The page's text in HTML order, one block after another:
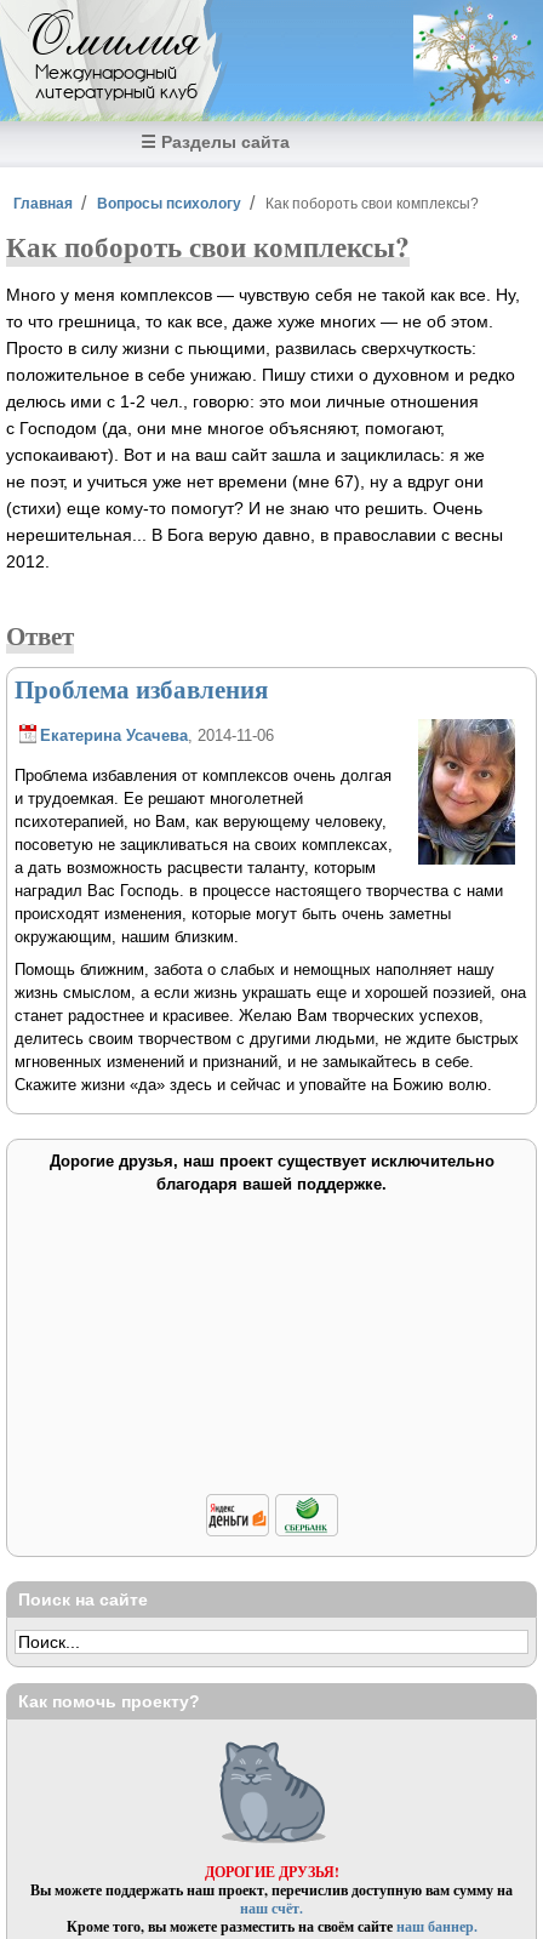
Перейти к основному содержанию
Омилия
Международный
литературный клуб
☰ Разделы сайта
Вы здесь
Главная Вопросы психологу Как побороть свои комплексы?
Как побороть свои комплексы?
Много у меня комплексов — чувствую себя не такой как все. Ну,
то что грешница, то как все, даже хуже многих — не об этом.
Просто в силу жизни с пьющими, развилась сверхчуткость:
положительное в себе унижаю. Пишу стихи о духовном и редко
делюсь ими с 1-2 чел., говорю: это мои личные отношения
с Господом (да, они мне многое объясняют, помогают,
успокаивают). Вот и на ваш сайт зашла и зациклилась: я же
не поэт, и учиться уже нет времени (мне 67), ну а вдруг они
(стихи) еще кому-то помогут? И не знаю что решить. Очень
нерешительная... В Бога верую давно, в православии с весны
2012.
Ответ
Проблема избавления
Екатерина Усачева, 2014-11-06
Проблема избавления от комплексов очень долгая
и трудоемкая. Ее решают многолетней
психотерапией, но Вам, как верующему человеку,
посоветую не зацикливаться на своих комплексах,
а дать возможность расцвести таланту, которым
наградил Вас Господь. в процессе настоящего творчества с нами
происходят изменения, которые могут быть очень заметны
окружающим, нашим близким.
Помощь ближним, забота о слабых и немощных наполняет нашу
жизнь смыслом, а если жизнь украшать еще и хорошей поэзией, она
станет радостнее и красивее. Желаю Вам творческих успехов,
делитесь своим творчеством с другими людьми, не ждите быстрых
мгновенных изменений и признаний, и не замыкайтесь в себе.
Скажите жизни «да» здесь и сейчас и уповайте на Божию волю.
Дорогие друзья, наш проект существует исключительно
благодаря вашей поддержке.
Поиск на сайте
Как помочь проекту?
ДОРОГИЕ ДРУЗЬЯ!
Вы можете поддержать наш проект, перечислив доступную вам сумму на
наш счёт.
Кроме того, вы можете разместить на своём сайтенаш баннер.